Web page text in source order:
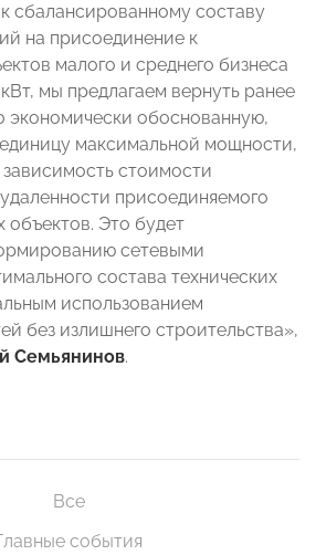
сбалансированному составу
на присоединение к
малого и среднего бизнеса
мы предлагаем вернуть ранее
экономически обоснованную,
максимальной мощности,
стоимости
присоединяемого
объектов. Это будет
сетевыми
состава технических
использованием
без излишнего строительства»,
Семьянинов.
Все
события